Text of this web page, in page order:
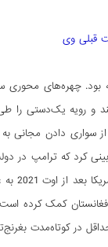
قبلی وی
چهره‌­های محوری
و رویه یک‌دستی
سواری دادن مجانی
کرد که ترامپ در
افغانستان کمک
در کوتاه‌مدت